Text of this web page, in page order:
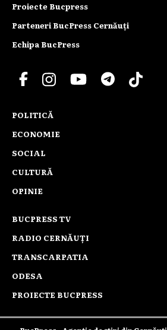
Proiecte Bucpress
Parteneri BucPress Cernăuți
Echipa BucPress
POLITICĂ
ECONOMIE
SOCIAL
CULTURĂ
OPINIE
BUCPRESS TV
RADIO CERNĂUȚI
TRANSCARPATIA
ODESA
PROIECTE BUCPRESS